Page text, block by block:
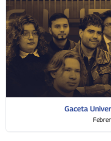
Gaceta